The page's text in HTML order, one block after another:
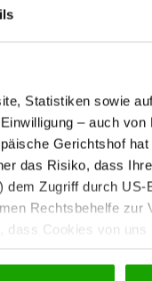
Statistiken sowie
– auch von
Gerichtshof
das Risiko, dass
Zugriff durch
Rechtsbehelfe zur
Cookies von